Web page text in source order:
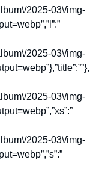
2025-03\/img-
2025-03\/img-
2025-03\/img-
2025-03\/img-